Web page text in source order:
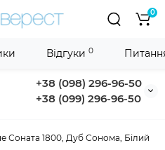
+38 (098) 296-96-50
+38 (099) 296-96-50
0
Соната 1800, Дуб Сонома, Білий
Відгуки 0